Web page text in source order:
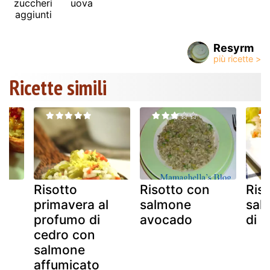
zuccheri
aggiunti
uova
Resyrm
Ricette simili
Risotto
primavera al
profumo di
cedro con
salmone
affumicato
Risotto con
salmone
avocado
di